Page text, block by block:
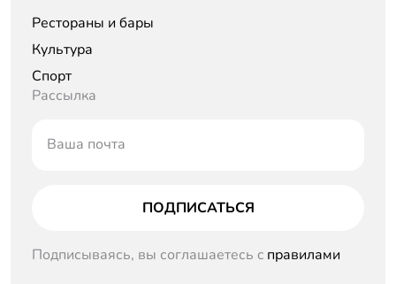
Рестораны и бары
Культура
Спорт
Рассылка
Ваша почта
ПОДПИСАТЬСЯ
Подписываясь, вы соглашаетесь c правилами